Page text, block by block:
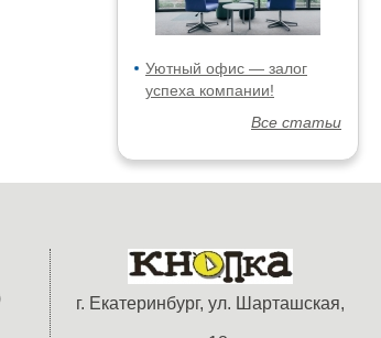
Уютный офис — залог
успеха компании!
Все статьи
г. Екатеринбург, ул. Шарташская,